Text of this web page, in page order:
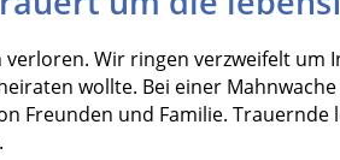
verloren. Wir ringen verzweifelt um
wollte. Bei einer
Freunden und Familie. Trauernde